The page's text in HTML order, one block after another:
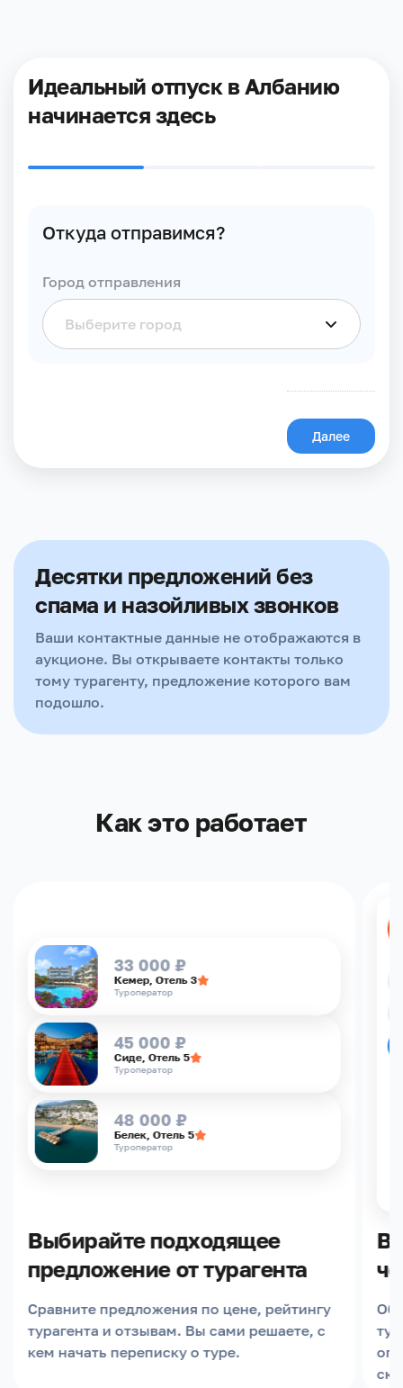
Идеальный отпуск в Албанию
начинается здесь
Откуда отправимся?
Город отправления
Далее
Десятки предложений без
спама и назойливых звонков
Ваши контактные данные не отображаются в
аукционе. Вы открываете контакты только
тому турагенту, предложение которого вам
подошло.
Как это работает
33 000 ₽
Кемер, Отель 3
Туроператор
45 000 ₽
Сиде, Отель 5
Туроператор
48 000 ₽
Белек, Отель 5
Туроператор
Выбирайте подходящее
предложение от турагента
Сравните предложения по цене, рейтингу
турагента и отзывам. Вы сами решаете, с
кем начать переписку о туре.